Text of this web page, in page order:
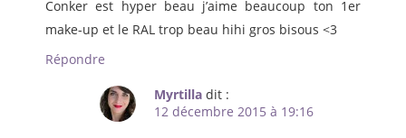
Conker est hyper beau j’aime beaucoup ton 1er
make-up et le RAL trop beau hihi gros bisous <3
Répondre
Myrtilla dit :
12 décembre 2015 à 19:16